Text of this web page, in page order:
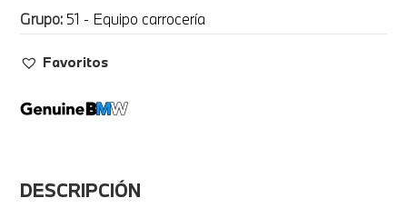
Grupo: 51 - Equipo carrocería
Favoritos
DESCRIPCIÓN